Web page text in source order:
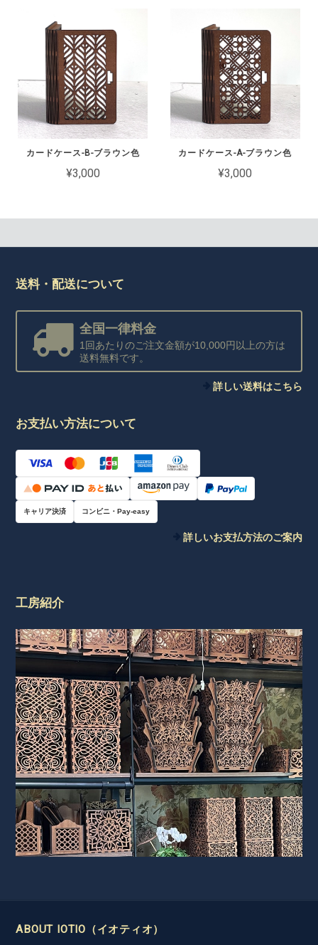
カードケース-B-ブラウン色
¥3,000
カードケース-A-ブラウン色
¥3,000
送料・配送について
全国一律料金
1回あたりのご注文金額が10,000円以上の方は
送料無料です。
詳しい送料はこちら
お支払い方法について
キャリア決済 コンビニ・Pay-easy
詳しいお支払方法のご案内
工房紹介
ABOUT IOTIO（イオティオ）